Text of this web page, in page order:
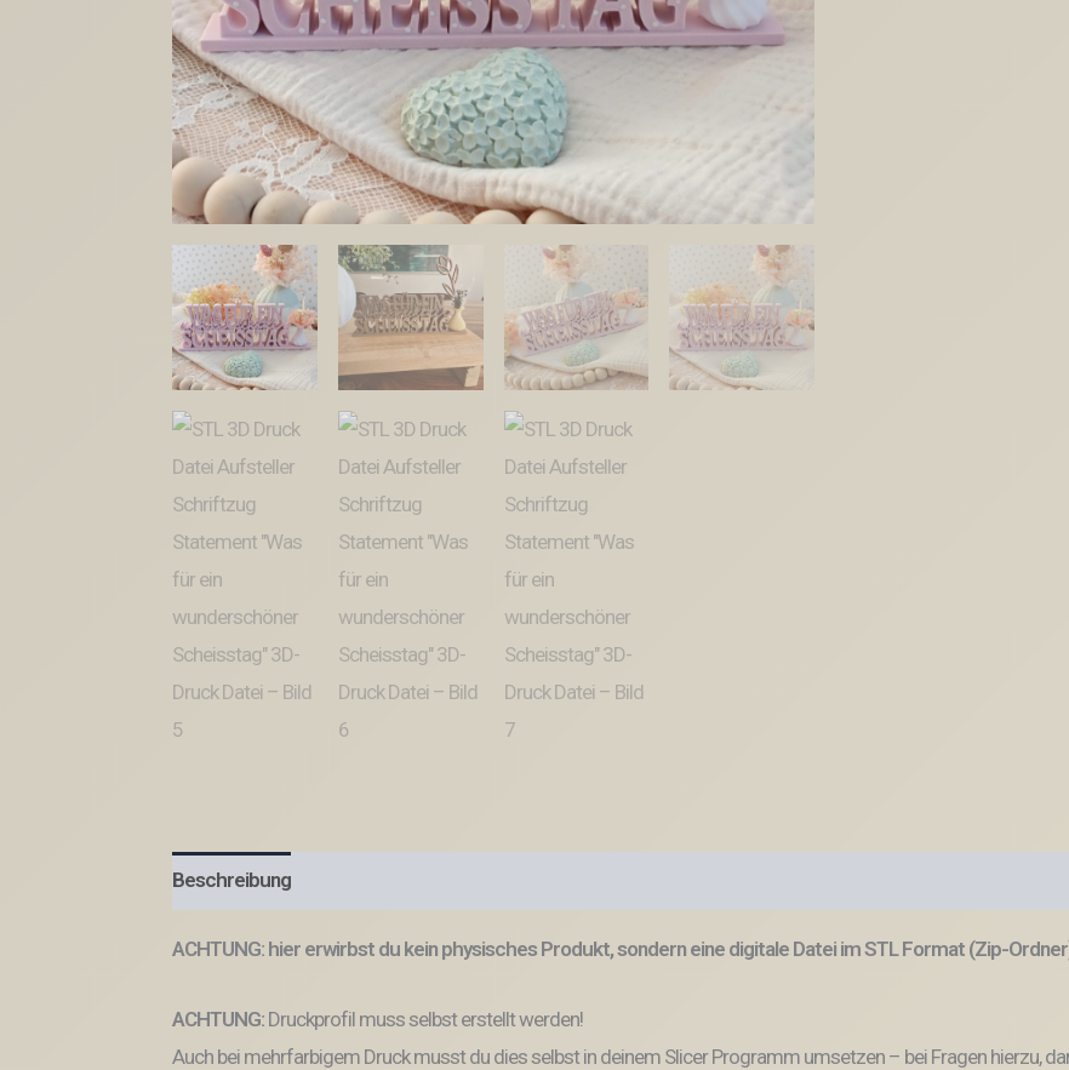
Beschreibung
ACHTUNG: hier erwirbst du kein physisches Produkt, sondern eine digitale Datei im STL Format (Zip-
ACHTUNG: Druckprofil muss selbst erstellt werden!
Auch bei mehrfarbigem Druck musst du dies selbst in deinem Slicer Programm umsetzen – bei Fragen hierzu,